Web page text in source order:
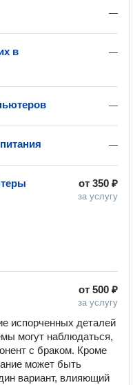
—
—
в
—
—
от 350 ₽
за услугу
от 500 ₽
за услугу
испорченных деталей
могут наблюдаться,
с браком. Кроме
может быть
вариант, влияющий